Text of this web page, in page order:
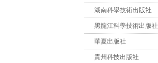
湖南科學技術出版社
黑龍江科學技術出版社
華夏出版社
貴州科技出版社